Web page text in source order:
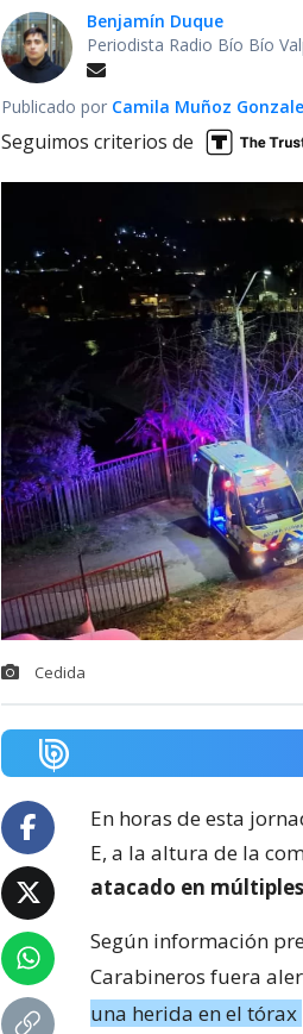
Benjamín Duque
Periodista Radio Bío Bío
Publicado por Camila Muñoz
Seguimos criterios de
Cedida
En horas de esta
E, a la altura de la
atacado en
Según información
Carabineros fuera
una herida en el tórax